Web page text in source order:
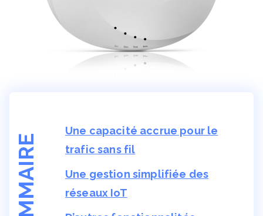
SOMMAIRE
Une capacité accrue pour le
trafic sans fil
Une gestion simplifiée des
réseaux IoT